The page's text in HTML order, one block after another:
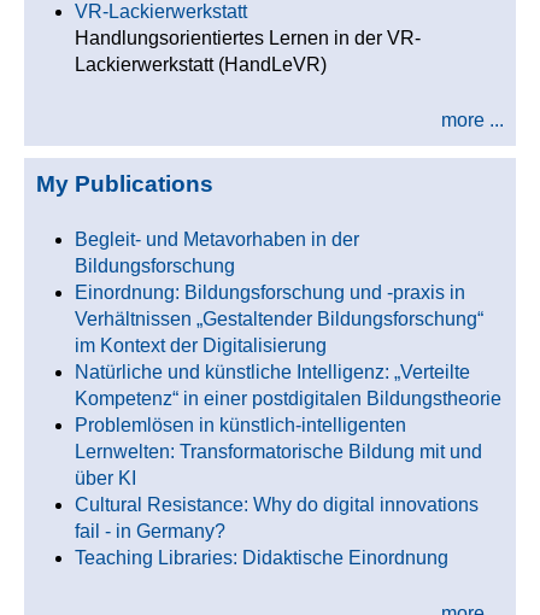
VR-Lackierwerkstatt
Handlungsorientiertes Lernen in der VR-
Lackierwerkstatt (HandLeVR)
more ...
My Publications
Begleit- und Metavorhaben in der
Bildungsforschung
Einordnung: Bildungsforschung und -praxis in
Verhältnissen „Gestaltender Bildungsforschung“
im Kontext der Digitalisierung
Natürliche und künstliche Intelligenz: „Verteilte
Kompetenz“ in einer postdigitalen Bildungstheorie
Problemlösen in künstlich-intelligenten
Lernwelten: Transformatorische Bildung mit und
über KI
Cultural Resistance: Why do digital innovations
fail - in Germany?
Teaching Libraries: Didaktische Einordnung